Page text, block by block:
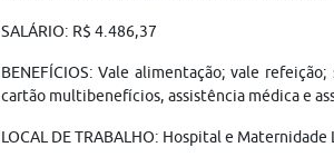
SALÁRIO: R$ 4.486,37
BENEFÍCIOS: Vale alimentação; vale
cartão multibenefícios, assistência médica e
LOCAL DE TRABALHO: Hospital e